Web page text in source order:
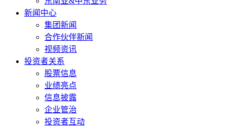
新闻中心
集团新闻
合作伙伴新闻
视频资讯
投资者关系
股票信息
业绩亮点
信息披露
企业管治
投资者互动